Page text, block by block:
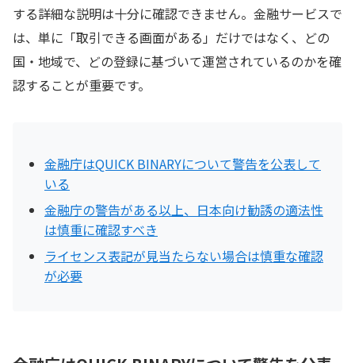
する詳細な説明は十分に確認できません。金融サービスで
は、単に「取引できる画面がある」だけではなく、どの
国・地域で、どの登録に基づいて運営されているのかを確
認することが重要です。
金融庁はQUICK BINARYについて警告を公表して
いる
金融庁の警告がある以上、日本向け勧誘の適法性
は慎重に確認すべき
ライセンス表記が見当たらない場合は慎重な確認
が必要